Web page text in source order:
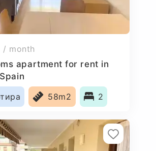
/ month
apartment for rent in
58m2 2